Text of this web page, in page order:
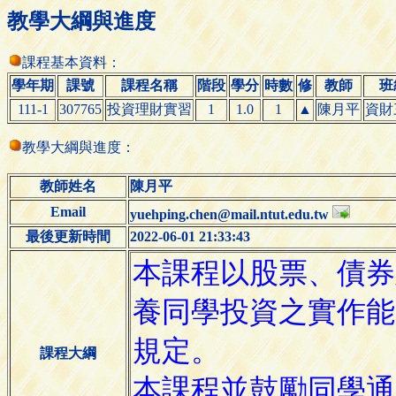
教學大綱與進度
課程基本資料：
學年期
課號 課程名稱 階段 學分 時數 修 教師
班
111-1
307765 投資理財實習 1 1.0 1 ▲ 陳月平 資
教學大綱與進度：
教師姓名
陳月平
Email
yuehping.chen@mail.ntut.edu.tw
最後更新時間
2022-06-01 21:33:43
課程大綱